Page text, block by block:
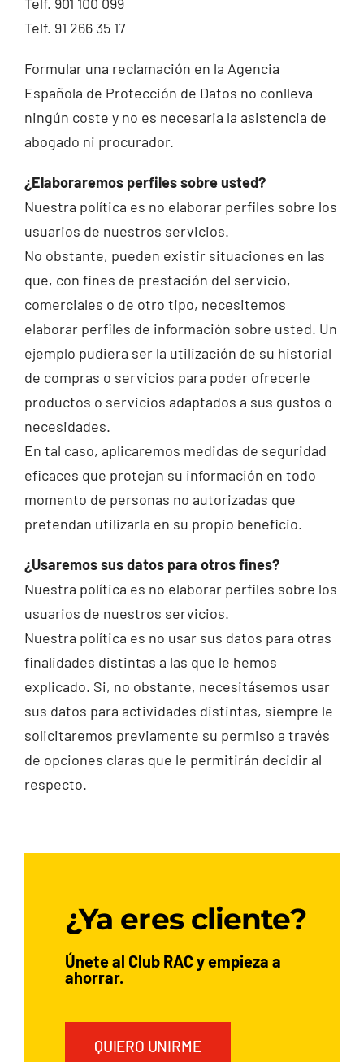
Telf. 91 266 35 17
Formular una reclamación en la Agencia
Española de Protección de Datos no conlleva
ningún coste y no es necesaria la asistencia de
abogado ni procurador.
¿Elaboraremos perfiles sobre usted?
Nuestra política es no elaborar perfiles sobre los
usuarios de nuestros servicios.
No obstante, pueden existir situaciones en las
que, con fines de prestación del servicio,
comerciales o de otro tipo, necesitemos
elaborar perfiles de información sobre usted. Un
ejemplo pudiera ser la utilización de su historial
de compras o servicios para poder ofrecerle
productos o servicios adaptados a sus gustos o
necesidades.
En tal caso, aplicaremos medidas de seguridad
eficaces que protejan su información en todo
momento de personas no autorizadas que
pretendan utilizarla en su propio beneficio.
¿Usaremos sus datos para otros fines?
Nuestra política es no elaborar perfiles sobre los
usuarios de nuestros servicios.
Nuestra política es no usar sus datos para otras
finalidades distintas a las que le hemos
explicado. Si, no obstante, necesitásemos usar
sus datos para actividades distintas, siempre le
solicitaremos previamente su permiso a través
de opciones claras que le permitirán decidir al
respecto.
¿Ya eres cliente?
Únete al Club RAC y empieza a
ahorrar.
QUIERO UNIRME